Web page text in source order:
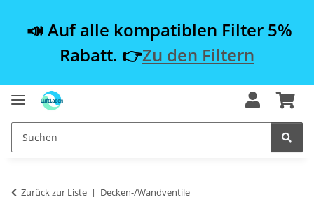
📣 Auf alle kompatiblen Filter 5%
Rabatt. 👉Zu den Filtern
Zurück zur Liste Decken-/Wandventile